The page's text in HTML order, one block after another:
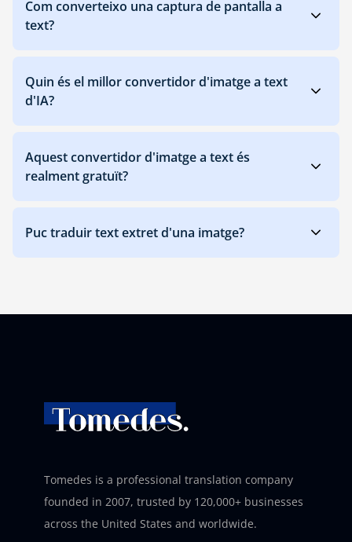
Com converteixo una captura de pantalla a
text?
Quin és el millor convertidor d'imatge a text
d'IA?
Aquest convertidor d'imatge a text és
realment gratuït?
Puc traduir text extret d'una imatge?
Tomedes is a professional translation company
founded in 2007, trusted by 120,000+ businesses
across the United States and worldwide.